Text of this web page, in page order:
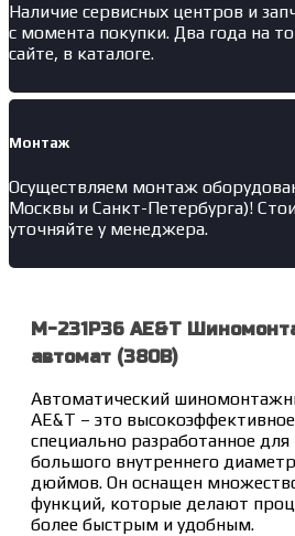
Наличие сервисных центров и
с момента покупки. Два года на
сайте, в каталоге.
Монтаж
Осуществляем монтаж
Москвы и Санкт-Петербурга)!
уточняйте у менеджера.
M-231P36 AE&T
автомат (380В)
Автоматический
AE&T – это
специально разработанное
большого внутреннего
дюймов. Он оснащен
функций, которые делают
более быстрым и удобным.